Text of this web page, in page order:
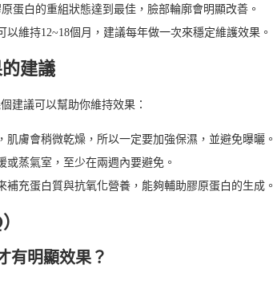
蛋白的重組狀態達到最佳，臉部輪廓會明顯改善。
以維持12~18個月，建議每年做一次來穩定維護效果。
建議
建議可以幫助你維持效果：
肌膚會稍微乾燥，所以一定要加強保濕，並避免曝曬。
或蒸氣室，至少在兩週內要避免。
補充蛋白質與抗氧化營養，能夠輔助膠原蛋白的生成。
有明顯效果？